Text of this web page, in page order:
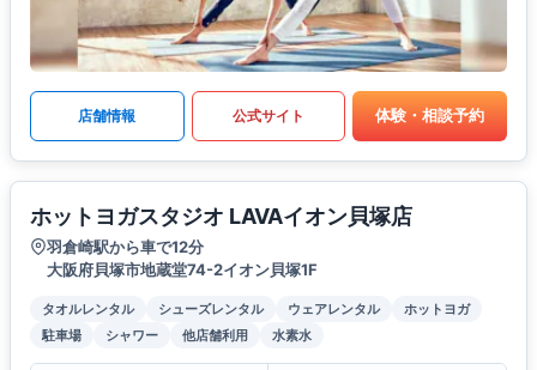
店舗情報 公式サイト 体験・相談予約
ホットヨガスタジオ LAVAイオン貝塚店
羽倉崎駅から車で12分
大阪府貝塚市地蔵堂74-2イオン貝塚1F
タオルレンタル シューズレンタル ウェアレンタル
ホットヨガ
駐車場
シャワー 他店舗利用 水素水